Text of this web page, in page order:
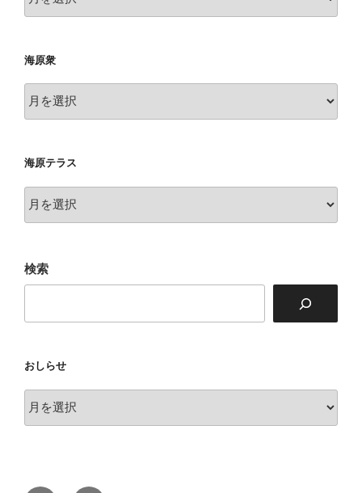
句
海原衆
原
海原テラス
原
ス
検索
おしらせ
し